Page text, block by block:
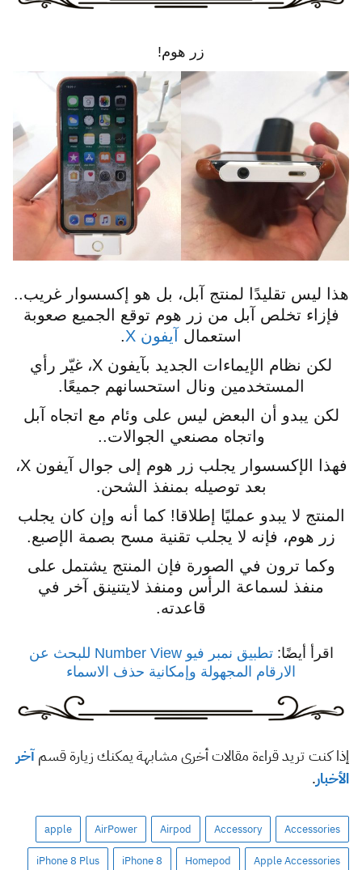
زر هوم!
هذا ليس تقليدًا لمنتج آبل، بل هو إكسسوار غريب..
فإزاء تخلص آبل من زر هوم توقع الجميع صعوبة
استعمال آيفون X
.
لكن نظام الإيماءات الجديد بآيفون X، غيّر رأي
المستخدمين ونال استحسانهم جميعًا.
لكن يبدو أن البعض ليس على وئام مع اتجاه آبل
واتجاه مصنعي الجوالات..
فهذا الإكسسوار يجلب زر هوم إلى جوال آيفون X،
بعد توصيله بمنفذ الشحن.
المنتج لا يبدو عمليًا إطلاقا! كما أنه وإن كان يجلب
زر هوم، فإنه لا يجلب تقنية مسح بصمة الإصبع.
وكما ترون في الصورة فإن المنتج يشتمل على
منفذ لسماعة الرأس ومنفذ لايتنينق آخر في
قاعدته.
اقرأ أيضًا:
تطبيق نمبر فيو Number View للبحث عن
الارقام المجهولة وإمكانية حذف الاسماء
إذا كنت تريد قراءة مقالات أخرى مشابهة يمكنك زيارة قسمآخر
الأخبار.
Accessories
Accessory
Airpod
AirPower
apple
Apple Accessories
Homepod
iPhone 8
iPhone 8 Plus